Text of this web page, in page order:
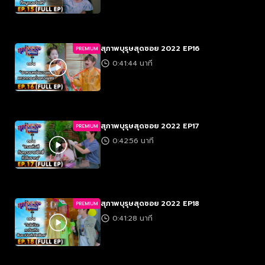
PREMIUM สุภาพบุรุษสุดซอย 2022 EP16
0:41:44 นาที
PREMIUM สุภาพบุรุษสุดซอย 2022 EP17
0:42:56 นาที
PREMIUM สุภาพบุรุษสุดซอย 2022 EP18
0:41:28 นาที